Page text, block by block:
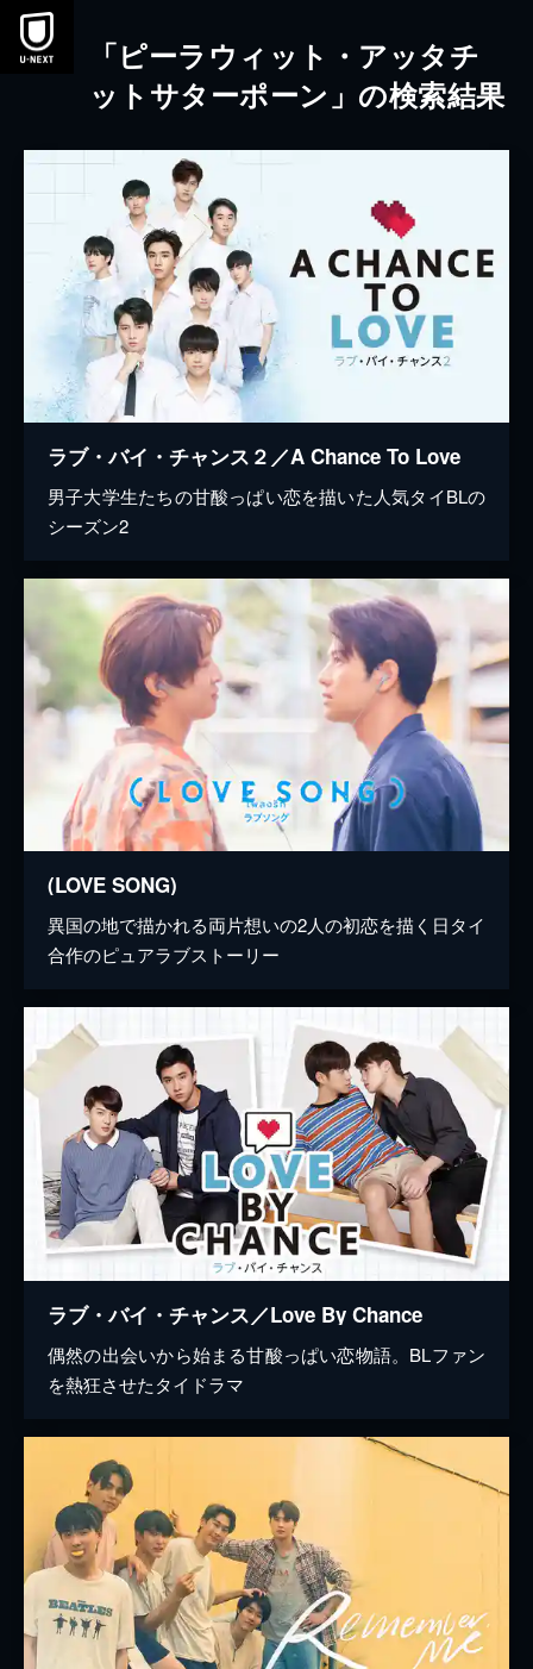
本文へスキップ
「ピーラウィット・アッタチ
ットサターポーン」の検索結果
ラブ・バイ・チャンス２／A Chance To Love
男子大学生たちの甘酸っぱい恋を描いた人気タイBLの
シーズン2
(LOVE SONG)
異国の地で描かれる両片想いの2人の初恋を描く日タイ
合作のピュアラブストーリー
ラブ・バイ・チャンス／Love By Chance
偶然の出会いから始まる甘酸っぱい恋物語。BLファン
を熱狂させたタイドラマ